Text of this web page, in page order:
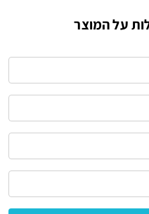
על המוצר